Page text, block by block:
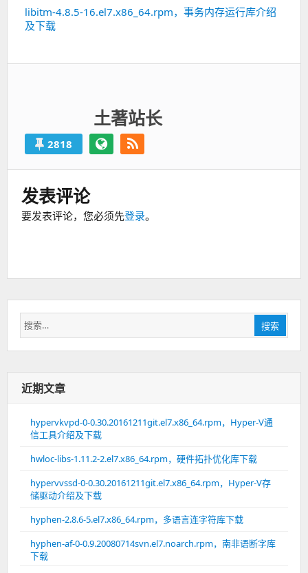
下
一
libitm-4.8.5-16.el7.x86_64.rpm，事务内存运行库介绍
及下载
土著站长
2818
发表评论
要发表评论，您必须先登录。
搜
索：
搜索
近期文章
hypervkvpd-0-0.30.20161211git.el7.x86_64.rpm，Hyper-V通
信工具介绍及下载
hwloc-libs-1.11.2-2.el7.x86_64.rpm，硬件拓扑优化库下载
hypervvssd-0-0.30.20161211git.el7.x86_64.rpm，Hyper-V存
储驱动介绍及下载
hyphen-2.8.6-5.el7.x86_64.rpm，多语言连字符库下载
hyphen-af-0-0.9.20080714svn.el7.noarch.rpm，南非语断字库
下载